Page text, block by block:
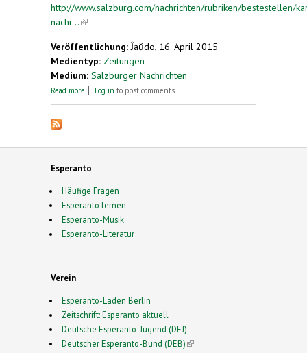
http://www.salzburg.com/nachrichten/rubriken/bestestellen/
nachr...(link is external)
Veröffentlichung: Ĵaŭdo, 16. April 2015
Medientyp: Zeitungen
Medium: Salzburger Nachrichten
Read more about Der junge Mann und das Esperanto
Log in to post comments
Esperanto
Häufige Fragen
Esperanto lernen
Esperanto-Musik
Esperanto-Literatur
Verein
Esperanto-Laden Berlin
Zeitschrift: Esperanto aktuell
Deutsche Esperanto-Jugend (DEJ)
Deutscher Esperanto-Bund (DEB)(link is external)